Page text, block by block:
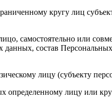
кругу лиц
самостоятельно или
данных, состав
лицу (субъекту
определенному лицу или